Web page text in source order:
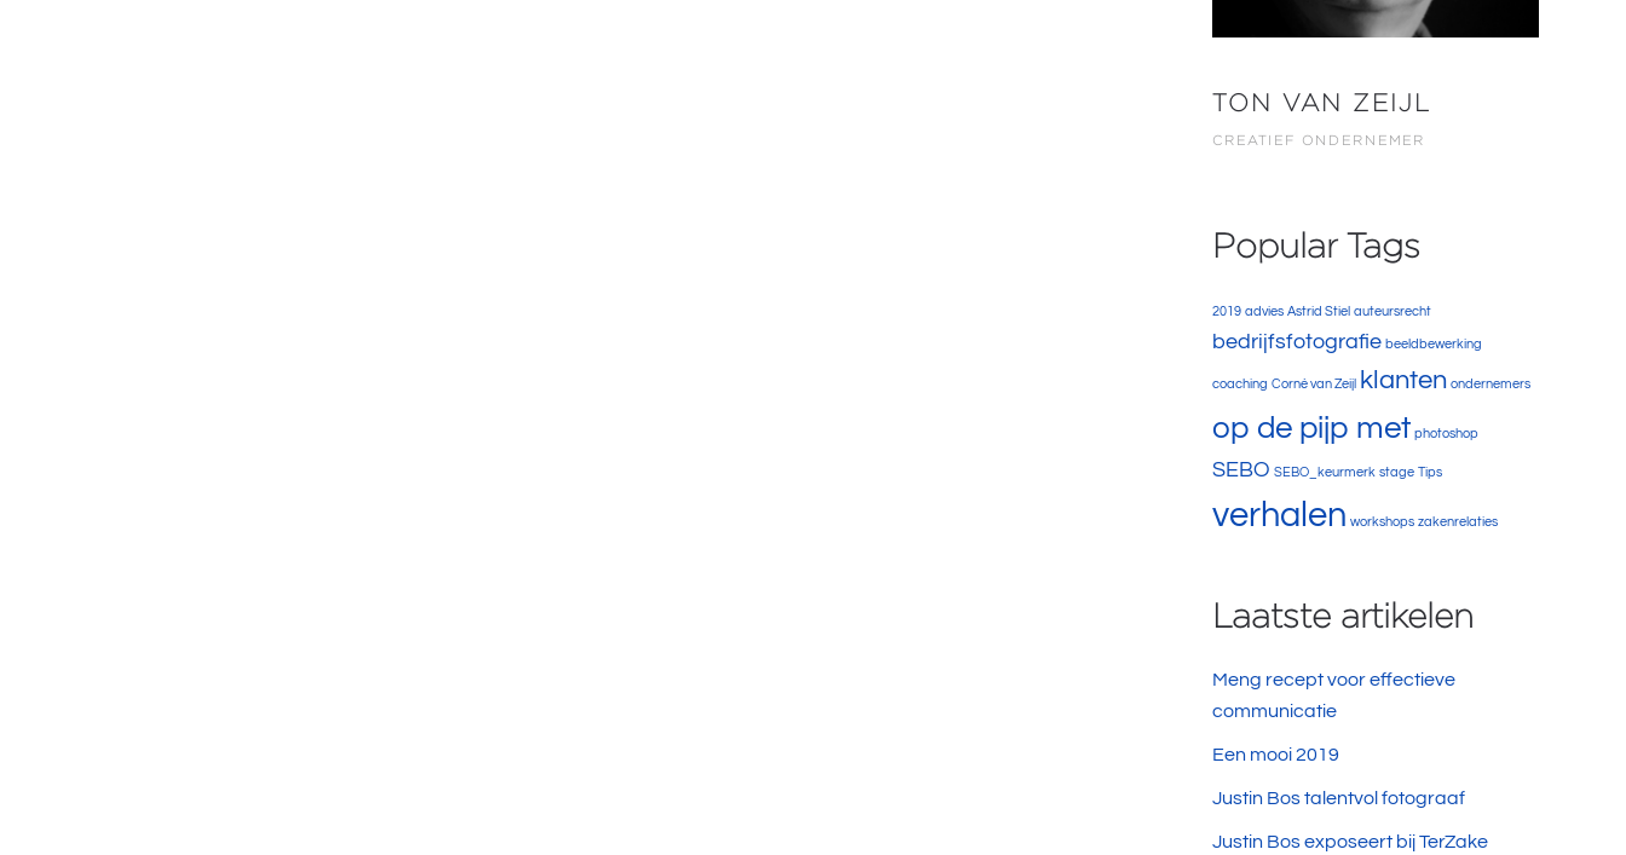
TON VAN ZEIJL
CREATIEF ONDERNEMER
Popular Tags
2019 advies Astrid Stiel auteursrecht
bedrijfsfotografie beeldbewerking
coaching Corné van Zeijl klanten ondernemers
op de pijp met photoshop
SEBO SEBO_keurmerk stage Tips
verhalen workshops zakenrelaties
Laatste artikelen
Meng recept voor effectieve
communicatie
Een mooi 2019
Justin Bos talentvol fotograaf
Justin Bos exposeert bij TerZake